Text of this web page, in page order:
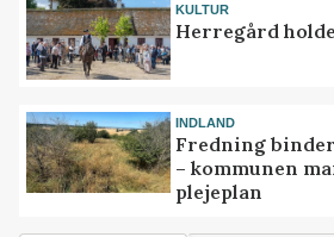
KULTUR
Herregård
INDLAND
Fredning
– kommunen
plejeplan